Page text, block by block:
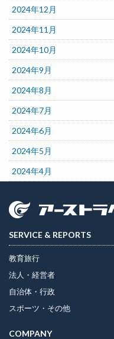
2024年12月
2024年11月
2024年10月
2024年9月
2024年8月
2024年7月
2024年6月
2024年5月
2024年4月
SERVICE & REPORTS
教育旅行
法人・経営者
自治体・行政
スポーツ・その他
COMPANY